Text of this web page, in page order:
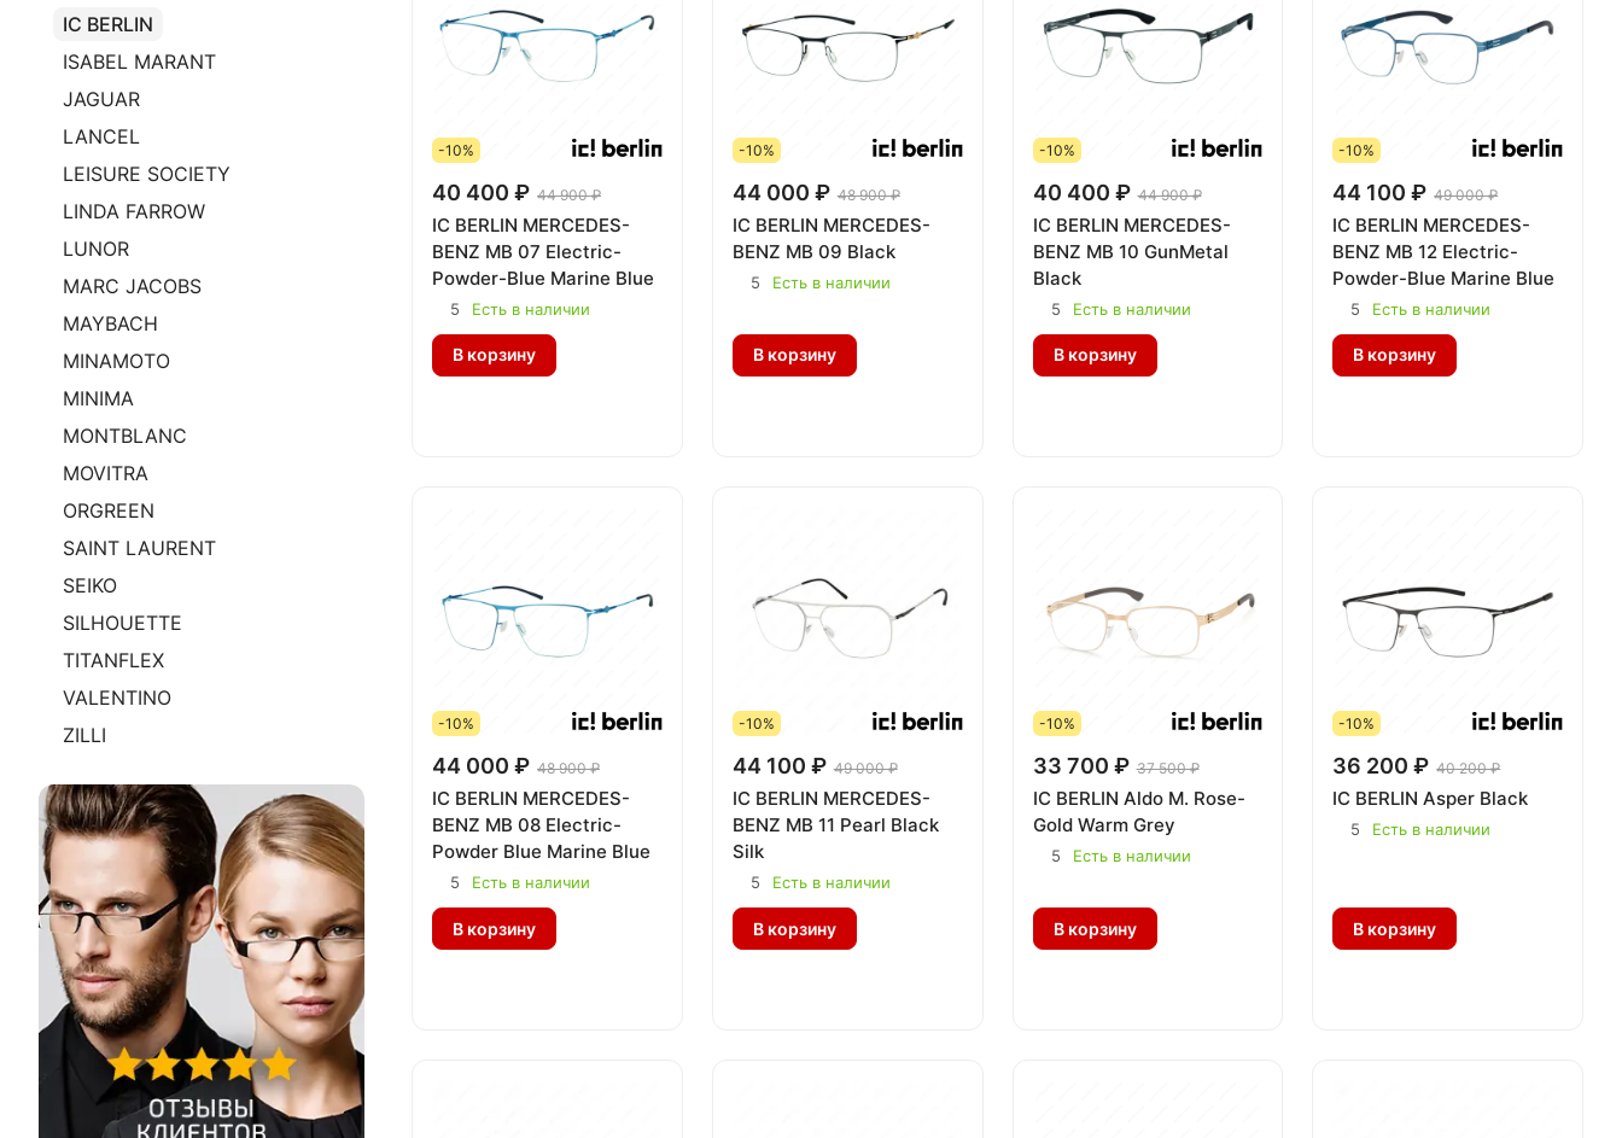
-10%
40 400 ₽ 44 900 ₽
IC BERLIN MERCEDES-
BENZ MB 07 Electric-
Powder-Blue Marine Blue
5 Есть в наличии
В корзину
-10%
44 000 ₽ 48 900 ₽
IC BERLIN MERCEDES-
BENZ MB 09 Black
5 Есть в наличии
В корзину
-10%
40 400 ₽ 44 900 ₽
IC BERLIN MERCEDES-
BENZ MB 10 GunMetal
Black
5 Есть в наличии
В корзину
-10%
44 100 ₽ 49 000 ₽
IC BERLIN MERCEDES-
BENZ MB 12 Electric-
Powder-Blue Marine Blue
5 Есть в наличии
В корзину
-10%
44 000 ₽ 48 900 ₽
IC BERLIN MERCEDES-
BENZ MB 08 Electric-
Powder Blue Marine Blue
5 Есть в наличии
В корзину
-10%
44 100 ₽ 49 000 ₽
IC BERLIN MERCEDES-
BENZ MB 11 Pearl Black
Silk
5 Есть в наличии
В корзину
-10%
33 700 ₽ 37 500 ₽
IC BERLIN Aldo M. Rose-
Gold Warm Grey
5 Есть в наличии
В корзину
-10%
36 200 ₽ 40 200 ₽
IC BERLIN Asper Black
5 Есть в наличии
В корзину
IC BERLIN
ISABEL MARANT
JAGUAR
LANCEL
LEISURE SOCIETY
LINDA FARROW
LUNOR
MARC JACOBS
MAYBACH
MINAMOTO
MINIMA
MONTBLANC
MOVITRA
ORGREEN
SAINT LAURENT
SEIKO
SILHOUETTE
TITANFLEX
VALENTINO
ZILLI